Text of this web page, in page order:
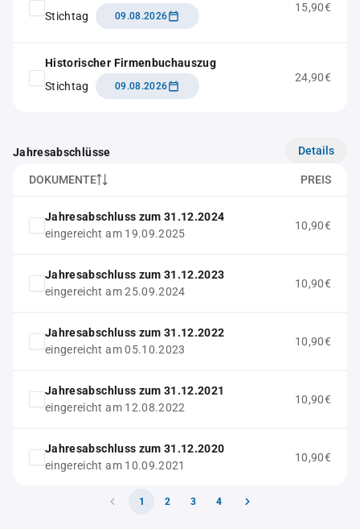
Stichtag
09.08.2026
15,90€
Historischer Firmenbuchauszug
Stichtag
09.08.2026
24,90€
Jahresabschlüsse Details
DOKUMENTE PREIS
Jahresabschluss zum 31.12.2024
eingereicht am 19.09.2025
10,90€
Jahresabschluss zum 31.12.2023
eingereicht am 25.09.2024
10,90€
Jahresabschluss zum 31.12.2022
eingereicht am 05.10.2023
10,90€
Jahresabschluss zum 31.12.2021
eingereicht am 12.08.2022
10,90€
Jahresabschluss zum 31.12.2020
eingereicht am 10.09.2021
10,90€
1 2 3 4